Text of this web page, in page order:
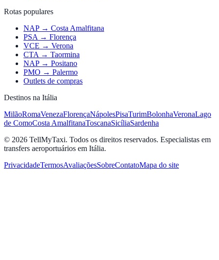
Rotas populares
NAP → Costa Amalfitana
PSA → Florença
VCE → Verona
CTA → Taormina
NAP → Positano
PMO → Palermo
Outlets de compras
Destinos na Itália
MilãoRomaVenezaFlorençaNápolesPisaTurimBolonhaVeronaLago
de ComoCosta AmalfitanaToscanaSicíliaSardenha
© 2026 TellMyTaxi. Todos os direitos reservados. Especialistas em
transfers aeroportuários em Itália.
PrivacidadeTermosAvaliaçõesSobreContatoMapa do site